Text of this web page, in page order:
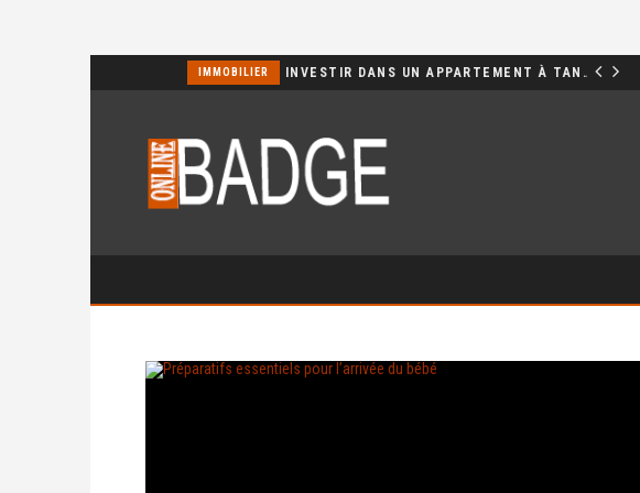
IMMOBILIER INVESTIR DANS UN APPARTEMENT À TANGER : OPPORTUNITÉS ET POINTS ESSENTIELS À CONNAÎTRE